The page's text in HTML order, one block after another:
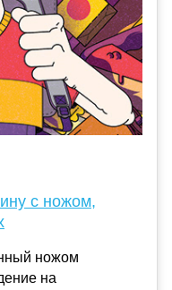
с ножом,
ножом
на